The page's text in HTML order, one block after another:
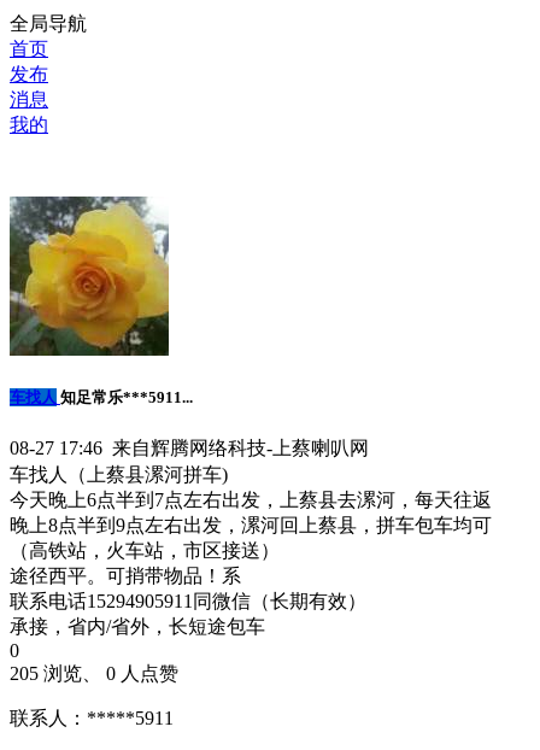
全局导航
首页
发布
消息
我的
车找人 知足常乐***5911...
08-27 17:46 来自辉腾网络科技-上蔡喇叭网
车找人（上蔡县漯河拼车)
今天晚上6点半到7点左右出发，上蔡县去漯河，每天往返
晚上8点半到9点左右出发，漯河回上蔡县，拼车包车均可
（高铁站，火车站，市区接送）
途径西平。可捎带物品！系
联系电话15294905911同微信（长期有效）
承接，省内/省外，长短途包车
0
205 浏览、 0 人点赞
联系人：*****5911